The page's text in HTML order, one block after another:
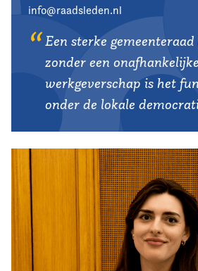
info@raadsleden.nl
Een sterke
zonder een
werkgeverschap is het
onder de lokale